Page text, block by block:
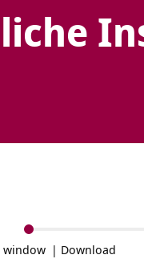
window | Download